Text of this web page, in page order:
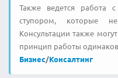
Также ведется работа
ступором, которые
Консультации также
принцип работы
Бизнес/Консалтинг